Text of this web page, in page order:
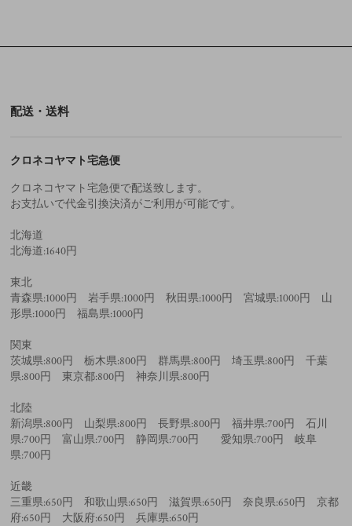
配送・送料
クロネコヤマト宅急便
クロネコヤマト宅急便で配送致します。
お支払いで代金引換決済がご利用が可能です。
北海道
北海道:1640円
東北
青森県:1000円 岩手県:1000円 秋田県:1000円 宮城県:1000円 山
形県:1000円 福島県:1000円
関東
茨城県:800円 栃木県:800円 群馬県:800円 埼玉県:800円 千葉
県:800円 東京都:800円 神奈川県:800円
北陸
新潟県:800円 山梨県:800円 長野県:800円 福井県:700円 石川
県:700円 富山県:700円 静岡県:700円 愛知県:700円 岐阜
県:700円
近畿
三重県:650円 和歌山県:650円 滋賀県:650円 奈良県:650円 京都
府:650円 大阪府:650円 兵庫県:650円